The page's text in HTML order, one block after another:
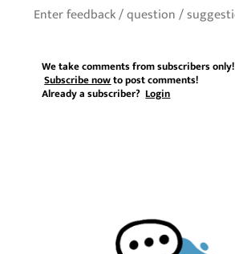
We take comments from subscribers only!
Subscribe nowto post comments!
Already a subscriber?Login